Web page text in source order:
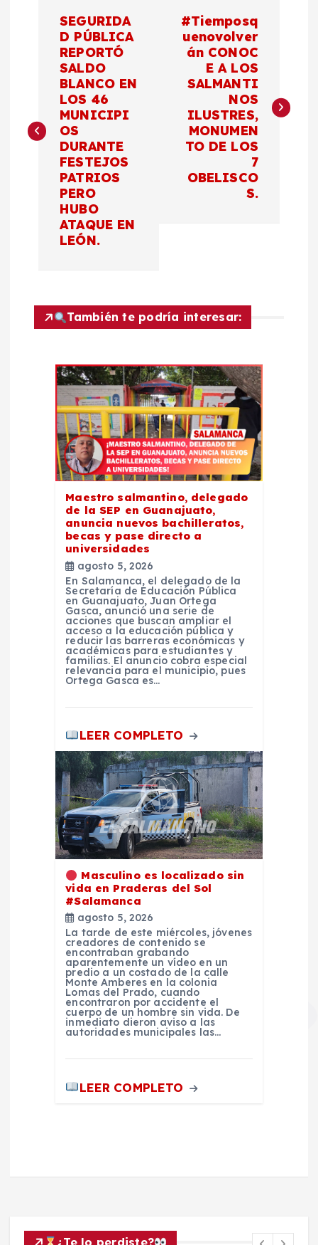
e
g
n
SEGURIDA
D PÚBLICA
REPORTÓ
SALDO
BLANCO EN
LOS 46
MUNICIPI
OS
DURANTE
FESTEJOS
PATRIOS
PERO
HUBO
ATAQUE EN
LEÓN.
#Tiemposq
uenovolver
án CONOC
E A LOS
SALMANTI
NOS
ILUSTRES,
MONUMEN
TO DE LOS
7
OBELISCO
S.
También te podría interesar:
Maestro salmantino, delegado
de la SEP en Guanajuato,
anuncia nuevos bachilleratos,
becas y pase directo a
universidades
agosto 5, 2026
En Salamanca, el delegado de la
Secretaría de Educación Pública
en Guanajuato, Juan Ortega
Gasca, anunció una serie de
acciones que buscan ampliar el
acceso a la educación pública y
reducir las barreras económicas y
académicas para estudiantes y
familias. El anuncio cobra especial
relevancia para el municipio, pues
Ortega Gasca es…
LEER COMPLETO
Masculino es localizado sin
vida en Praderas del Sol
#Salamanca
agosto 5, 2026
La tarde de este miércoles, jóvenes
creadores de contenido se
encontraban grabando
aparentemente un vídeo en un
predio a un costado de la calle
Monte Amberes en la colonia
Lomas del Prado, cuando
encontraron por accidente el
cuerpo de un hombre sin vida. De
inmediato dieron aviso a las
autoridades municipales las…
LEER COMPLETO
¿Te lo perdiste?